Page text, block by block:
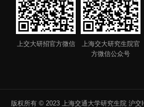
上交大研招官方微信
上海交大研究生院官
方微信公众号
版权所有 © 2023 上海交通大学研究生院沪交